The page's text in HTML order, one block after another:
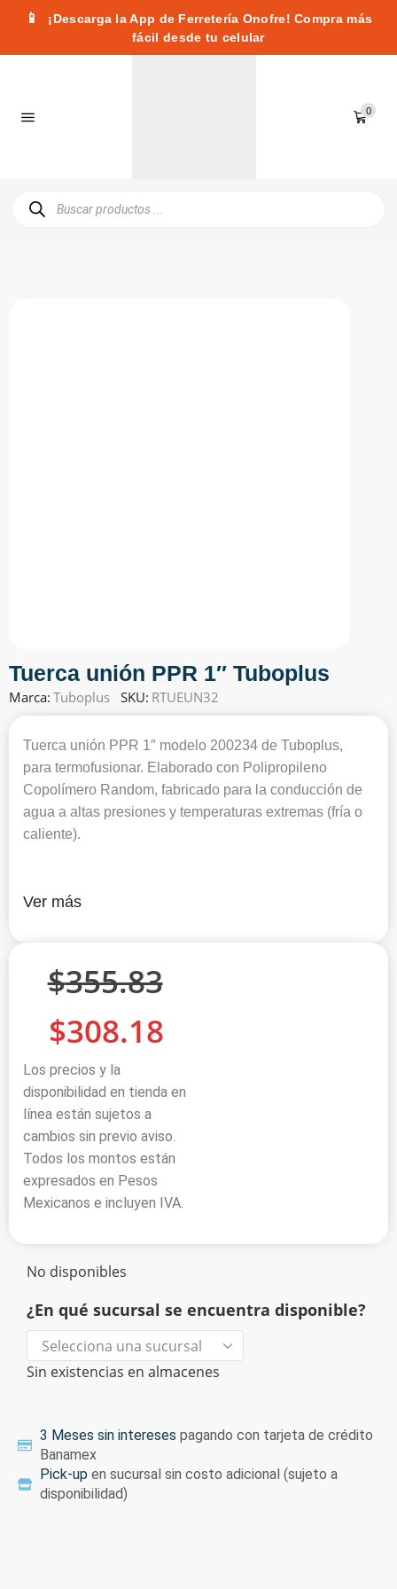
📱
¡Descarga la App de Ferretería Onofre! Compra más
fácil desde tu celular
0
Tuerca unión PPR 1″ Tuboplus
Marca: Tuboplus SKU: RTUEUN32
Tuerca unión PPR 1″ modelo 200234 de Tuboplus,
para termofusionar. Elaborado con Polipropileno
Copolímero Random, fabricado para la conducción de
agua a altas presiones y temperaturas extremas (fría o
caliente).
Ver más
$355.83
$308.18
Los precios y la
disponibilidad en tienda en
línea están sujetos a
cambios sin previo aviso.
Todos los montos están
expresados en Pesos
Mexicanos e incluyen IVA.
No disponibles
¿En qué sucursal se encuentra disponible?
Sin existencias en almacenes
3 Meses sin intereses pagando con tarjeta de crédito
Banamex
Pick-up en sucursal sin costo adicional (sujeto a
disponibilidad)